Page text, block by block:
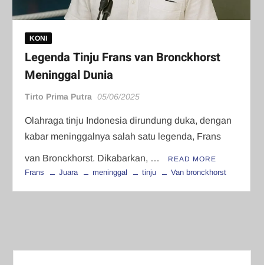
KONI
Legenda Tinju Frans van Bronckhorst
Meninggal Dunia
Tirto Prima Putra 05/06/2025
Olahraga tinju Indonesia dirundung duka, dengan
kabar meninggalnya salah satu legenda, Frans
van Bronckhorst. Dikabarkan, … READ MORE
Frans Juara meninggal tinju Van bronckhorst